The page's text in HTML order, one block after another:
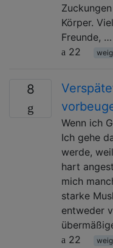
Körper.
Freunde, …
22
8
Wenn ich
Ich gehe
werde,
hart
mich
starke
entweder
22